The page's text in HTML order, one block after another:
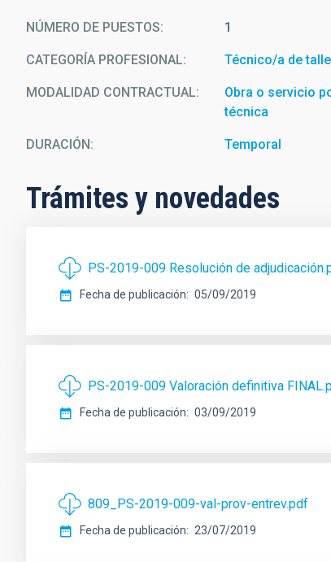
NÚMERO DE PUESTOS 1
CATEGORÍA PROFESIONAL Técnico/a de
MODALIDAD CONTRACTUAL
Obra o servicio
técnica
DURACIÓN Temporal
Trámites y novedades
PS-2019-009 Resolución de
Fecha de publicación 05/09/2019
PS-2019-009 Valoración definitiva
Fecha de publicación 03/09/2019
809_PS-2019-009-val-prov-entrev.pdf
Fecha de publicación 23/07/2019